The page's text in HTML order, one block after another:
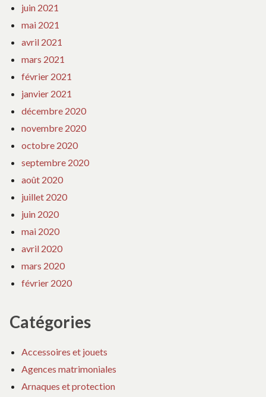
juin 2021
mai 2021
avril 2021
mars 2021
février 2021
janvier 2021
décembre 2020
novembre 2020
octobre 2020
septembre 2020
août 2020
juillet 2020
juin 2020
mai 2020
avril 2020
mars 2020
février 2020
Catégories
Accessoires et jouets
Agences matrimoniales
Arnaques et protection